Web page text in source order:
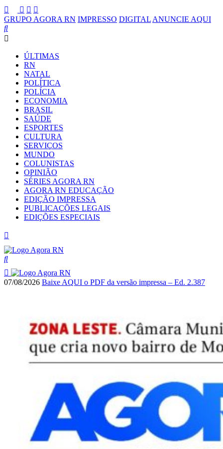
GRUPO AGORA RN IMPRESSO DIGITAL ANUNCIE AQUI
ÚLTIMAS
RN
NATAL
POLÍTICA
POLÍCIA
ECONOMIA
BRASIL
SAÚDE
ESPORTES
CULTURA
SERVIÇOS
MUNDO
COLUNISTAS
OPINIÃO
SÉRIES AGORA RN
AGORA RN EDUCAÇÃO
EDIÇÃO IMPRESSA
PUBLICAÇÕES LEGAIS
EDIÇÕES ESPECIAIS
07/08/2026 Baixe AQUI o PDF da versão impressa – Ed. 2.387